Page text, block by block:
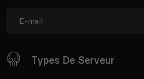
Types De Serveur